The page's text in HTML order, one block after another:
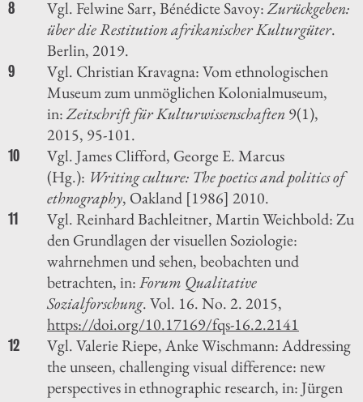
8 Vgl. Felwine Sarr, Bénédicte Savoy:Zurückgeben:
über die Restitution afrikanischer Kulturgüter.
Berlin, 2019.
9
Vgl. Christian Kravagna: Vom ethnologischen
Museum zum unmöglichen Kolonialmuseum,
in:Zeitschrift für Kulturwissenschaften9(1),
2015, 95-101.
10
Vgl. James Clifford, George E. Marcus
(Hg.): Writing culture: The poetics and politics of
ethnography, Oakland [1986] 2010.
11
Vgl. Reinhard Bachleitner, Martin Weichbold: Zu
den Grundlagen der visuellen Soziologie:
wahrnehmen und sehen, beobachten und
betrachten, in:Forum Qualitative
Sozialforschung. Vol. 16. No. 2. 2015,
https://doi.org/10.17169/fqs-16.2.2141
12
Vgl. Valerie Riepe, Anke Wischmann: Addressing
the unseen, challenging visual difference: new
perspectives in ethnographic research, in: Jürgen